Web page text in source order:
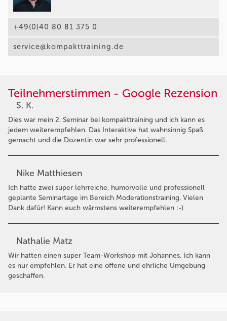
+49(0)40 80 81 375 0
service@kompakttraining.de
Teilnehmerstimmen - Google Rezension
S. K.
Dies war mein 2. Seminar bei kompakttraining und ich kann es
jedem weiterempfehlen. Das Interaktive hat wahnsinnig Spaß
gemacht und die Dozentin war sehr professionell.
Nike Matthiesen
Ich hatte zwei super lehrreiche, humorvolle und professionell
geplante Seminartage im Bereich Moderationstraining. Vielen
Dank dafür! Kann euch wärmstens weiterempfehlen :-)
Nathalie Matz
Wir hatten einen super Team-Workshop mit Johannes. Ich kann
es nur empfehlen. Er hat eine offene und ehrliche Umgebung
geschaffen.